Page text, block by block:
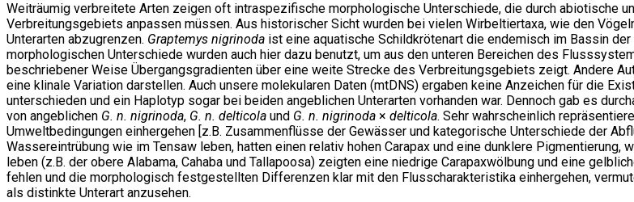
Weiträumig verbreitete Arten zeigen oft intraspezifische morphologische Unterschiede, die durch abiotische
Verbreitungsgebiets anpassen müssen. Aus historischer Sicht wurden bei vielen Wirbeltiertaxa, wie den
Unterarten abzugrenzen. Graptemys nigrinoda ist eine aquatische Schildkrötenart die endemisch im Bassin
morphologischen Unterschiede wurden auch hier dazu benutzt, um aus den unteren Bereichen des
beschriebener Weise Übergangsgradienten über eine weite Strecke des Verbreitungsgebiets zeigt. Andere
eine klinale Variation darstellen. Auch unsere molekularen Daten (mtDNS) ergaben keine Anzeichen für die
unterschieden und ein Haplotyp sogar bei beiden angeblichen Unterarten vorhanden war. Dennoch gab es
von angeblichen G. n. nigrinoda, G. n. delticola und G. n. nigrinoda × delticola. Sehr wahrscheinlich
Umweltbedingungen einhergehen [z.B. Zusammenflüsse der Gewässer und kategorische Unterschiede der
Wassereintrübung wie im Tensaw leben, hatten einen relativ hohen Carapax und eine dunklere
leben (z.B. der obere Alabama, Cahaba und Tallapoosa) zeigten eine niedrige Carapaxwölbung und eine
fehlen und die morphologisch festgestellten Differenzen klar mit den Flusscharakteristika einhergehen,
als distinkte Unterart anzusehen.